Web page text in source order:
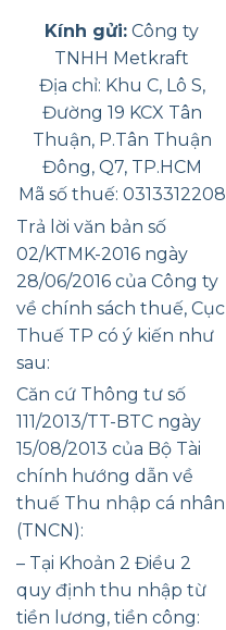
Kính gửi: Công ty
TNHH Metkraft
Địa chỉ: Khu C, Lô S,
Đường 19 KCX Tân
Thuận, P.Tân Thuận
Đông, Q7, TP.HCM
Mã số thuế: 0313312208
Trả lời văn bản số
02/KTMK-2016 ngày
28/06/2016 của Công ty
về chính sách thuế, Cục
Thuế TP có ý kiến như
sau:
Căn cứ Thông tư số
111/2013/TT-BTC ngày
15/08/2013 của Bộ Tài
chính hướng dẫn về
thuế Thu nhập cá nhân
(TNCN):
– Tại Khoản 2 Điều 2
quy định thu nhập từ
tiền lương, tiền công: